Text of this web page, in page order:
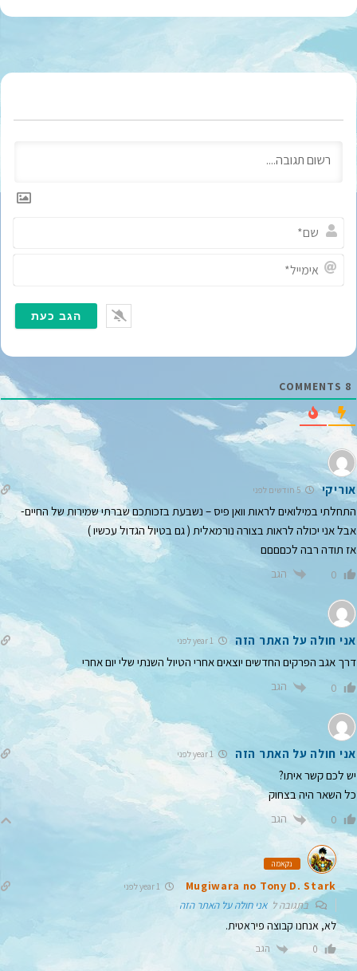
ם
י
ל
*
8
אוריקי 5 חודשים לפני
התחלתי במילואים לראות וואן פיס – נשבעת בזכותכם שברתי שמירות של החיים-
אבל אני יכולה לראות בצורה נורמאלית ( גם בטיול הגדול עכשיו )
אז תודה רבה לכםםםם
0 הגב
אני חולה על האתר הזה
דרך אגב הפרקים החדשים יוצאים אחרי הטיול השנתי שלי יום אחרי
0 הגב
אני חולה על האתר הזה
יש לכם קשר איתו?
כל השאר היה בצחוק
0 הגב
נקאמה
Mugiwara no Tony D. Stark
בתגובה לאני חולה על האתר הזה
לא, אנחנו קבוצה פיראטית.
0 הגב